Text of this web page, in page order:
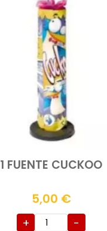
1 FUENTE CUCKOO
5,00 €
+ -